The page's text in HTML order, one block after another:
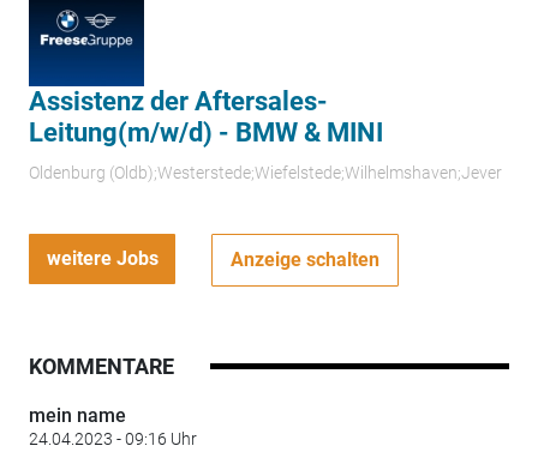
Assistenz der Aftersales-
Leitung(m/w/d) - BMW & MINI
Oldenburg (Oldb);Westerstede;Wiefelstede;Wilhelmshaven;Jever
weitere Jobs Anzeige schalten
KOMMENTARE
mein name
24.04.2023 - 09:16 Uhr